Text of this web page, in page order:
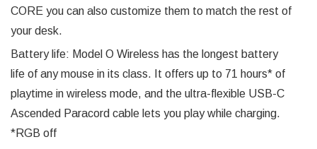
CORE you can also customize them to match the rest of
your desk.
Battery life: Model O Wireless has the longest battery
life of any mouse in its class. It offers up to 71 hours* of
playtime in wireless mode, and the ultra-flexible USB-C
Ascended Paracord cable lets you play while charging.
*RGB off